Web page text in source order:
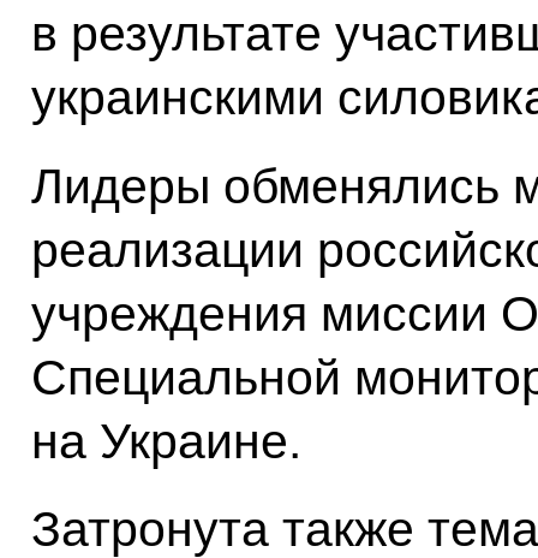
в результате
украинскими
Лидеры обменялись
реализации
учреждения миссии
Специальной
на Украине.
Затронута также